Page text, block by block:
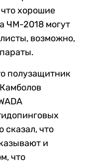
хорошие
ЧМ-2018 могут
возможно,
полузащитник
сказал, что
и
что